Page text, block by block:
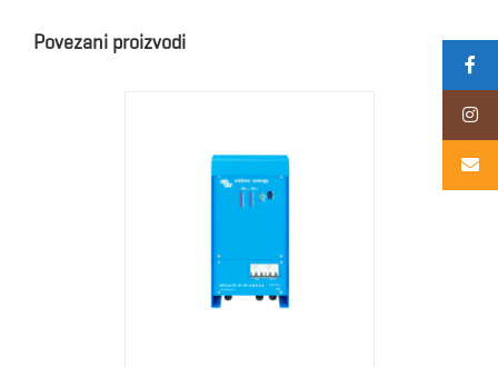
Povezani proizvodi